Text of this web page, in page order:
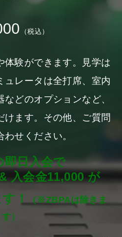
（税込）
体験ができます。見学は
ュレータは全打席、室内
どのオプションなど、
けます。その他、ご質問
せください。
即日入会で
入会金11,000 が
！
（※ZBPAは除きま
す）